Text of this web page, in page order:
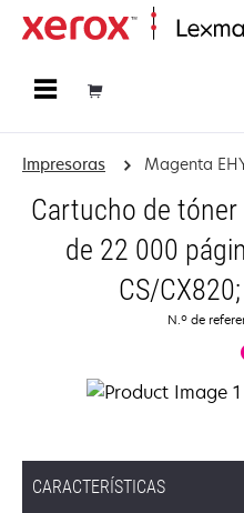
Impresoras Magenta
Cartucho de
de 22 000
CS/
N.º de
CARACTERÍSTICAS